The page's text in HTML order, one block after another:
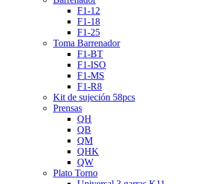
F1-12
F1-18
F1-25
Toma Barrenador
F1-BT
F1-ISO
F1-MS
F1-R8
Kit de sujeción 58pcs
Prensas
QH
QB
QM
QHK
QW
Plato Torno